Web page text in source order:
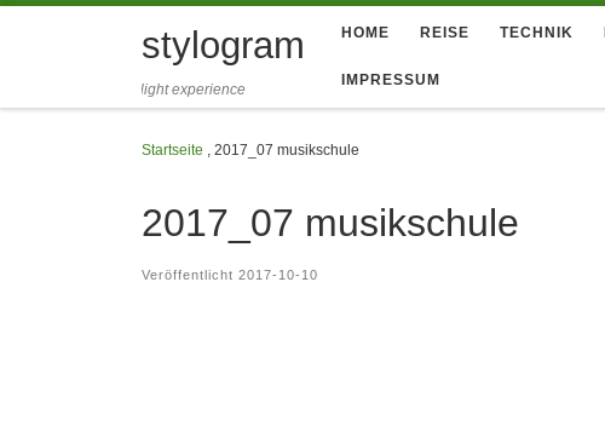
Zum Inhalt springenstylogram
light experience
HOME REISE TECHNIK
IMPRESSUM
Startseite 2017_07 musikschule
2017_07 musikschule
Veröffentlicht 2017-10-10